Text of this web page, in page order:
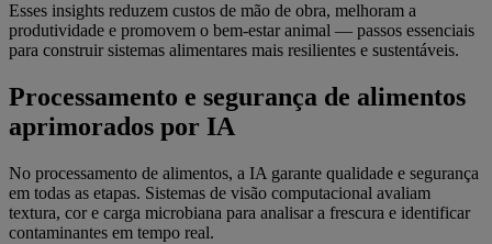
Esses insights reduzem custos de mão de obra, melhoram a
produtividade e promovem o bem-estar animal — passos essenciais
para construir sistemas alimentares mais resilientes e sustentáveis.
Processamento e segurança de alimentos
aprimorados por IA
No processamento de alimentos, a IA garante qualidade e segurança
em todas as etapas. Sistemas de visão computacional avaliam
textura, cor e carga microbiana para analisar a frescura e identificar
contaminantes em tempo real.